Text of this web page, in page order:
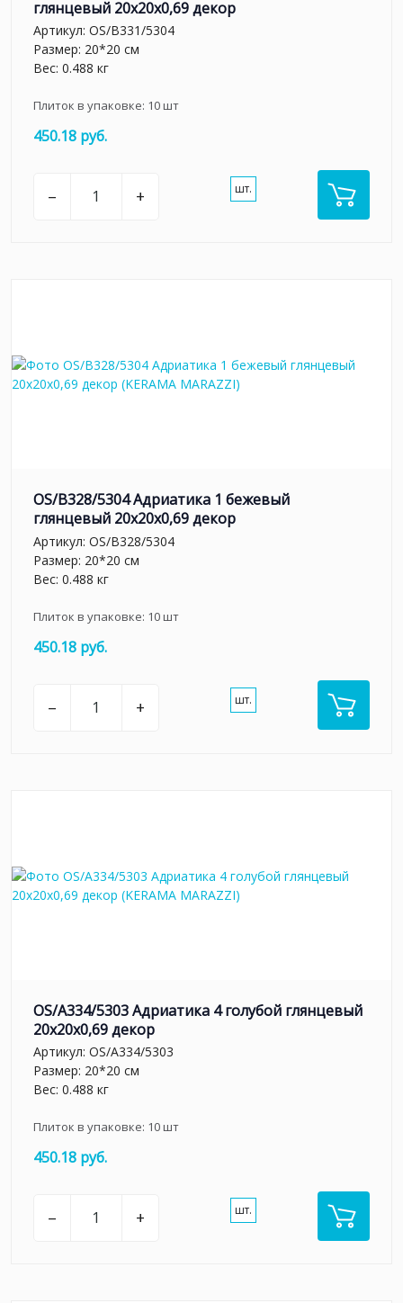
глянцевый 20x20x0,69 декор
Артикул: OS/B331/5304
Размер: 20*20 см
Вес: 0.488 кг
Плиток в упаковке: 10шт
450.18 руб.
– + шт.
OS/B328/5304 Адриатика 1 бежевый
глянцевый 20x20x0,69 декор
Артикул: OS/B328/5304
Размер: 20*20 см
Вес: 0.488 кг
Плиток в упаковке: 10шт
450.18 руб.
– + шт.
OS/A334/5303 Адриатика 4 голубой глянцевый
20x20x0,69 декор
Артикул: OS/A334/5303
Размер: 20*20 см
Вес: 0.488 кг
Плиток в упаковке: 10шт
450.18 руб.
– + шт.